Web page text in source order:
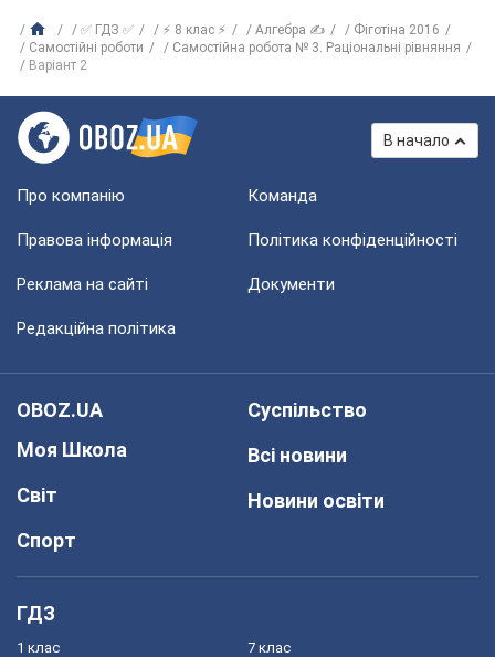
✅ ГДЗ ✅ ⚡ 8 клас ⚡ Алгебра ✍
Фіготіна 2016
Самостійні роботи
Самостійна робота № 3. Раціональні рівняння
Варіант 2
В начало
Про компанію Команда
Правова інформація Політика конфіденційності
Реклама на сайті Документи
Редакційна політика
OBOZ.UA
Моя Школа
Світ
Спорт
Суспільство
Всі новини
Новини освіти
ГДЗ
1 клас 7 клас